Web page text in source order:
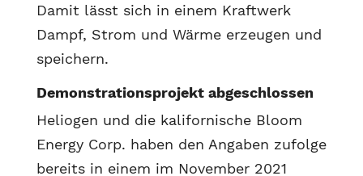
Damit lässt sich in einem Kraftwerk
Dampf, Strom und Wärme erzeugen und
speichern.
Demonstrationsprojekt abgeschlossen
Heliogen und die kalifornische Bloom
Energy Corp. haben den Angaben zufolge
bereits in einem im November 2021